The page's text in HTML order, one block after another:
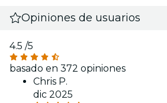
Opiniones de usuarios
4.5 /5
basado en 372 opiniones
Chris P.
dic 2025